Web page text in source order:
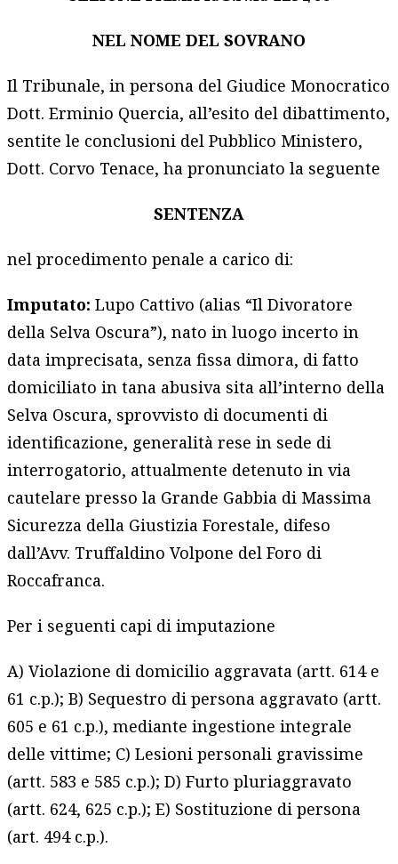
NEL NOME DEL SOVRANO
Il Tribunale, in persona del Giudice Monocratico
Dott. Erminio Quercia, all’esito del dibattimento,
sentite le conclusioni del Pubblico Ministero,
Dott. Corvo Tenace, ha pronunciato la seguente
SENTENZA
nel procedimento penale a carico di:
Imputato: Lupo Cattivo (alias “Il Divoratore
della Selva Oscura”), nato in luogo incerto in
data imprecisata, senza fissa dimora, di fatto
domiciliato in tana abusiva sita all’interno della
Selva Oscura, sprovvisto di documenti di
identificazione, generalità rese in sede di
interrogatorio, attualmente detenuto in via
cautelare presso la Grande Gabbia di Massima
Sicurezza della Giustizia Forestale, difeso
dall’Avv. Truffaldino Volpone del Foro di
Roccafranca.
Per i seguenti capi di imputazione
A) Violazione di domicilio aggravata (artt. 614 e
61 c.p.); B) Sequestro di persona aggravato (artt.
605 e 61 c.p.), mediante ingestione integrale
delle vittime; C) Lesioni personali gravissime
(artt. 583 e 585 c.p.); D) Furto pluriaggravato
(artt. 624, 625 c.p.); E) Sostituzione di persona
(art. 494 c.p.).